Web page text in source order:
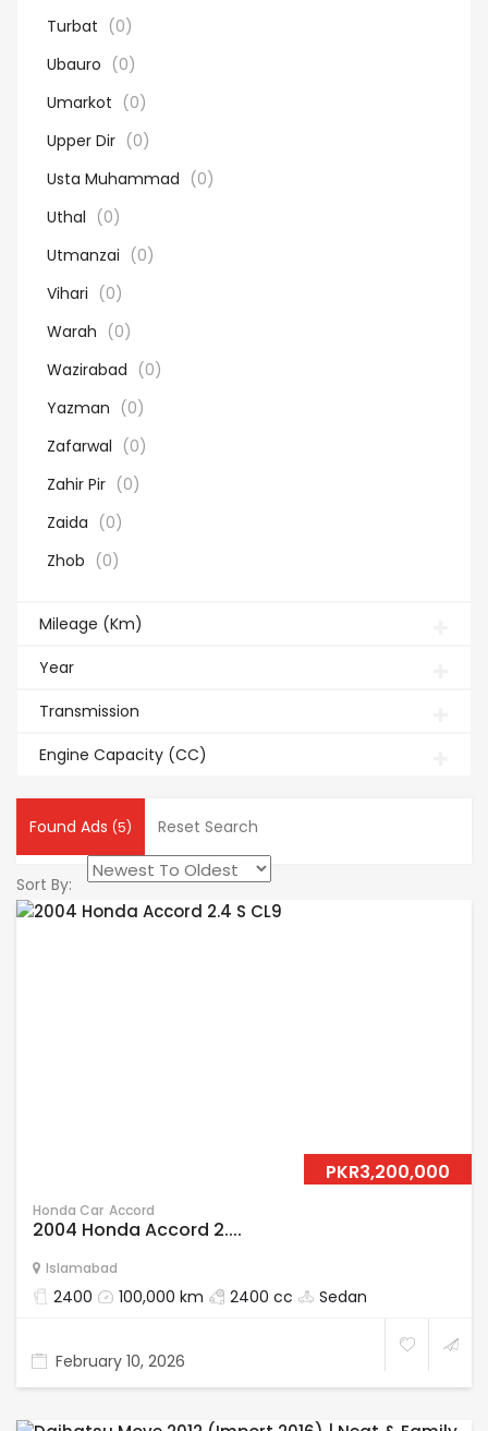
Turbat (0)
Ubauro (0)
Umarkot (0)
Upper Dir (0)
Usta Muhammad (0)
Uthal (0)
Utmanzai (0)
Vihari (0)
Warah (0)
Wazirabad (0)
Yazman (0)
Zafarwal (0)
Zahir Pir (0)
Zaida (0)
Zhob (0)
Mileage (Km)
Year
Transmission
Engine Capacity (CC)
Found Ads (5) Reset Search
Sort By:
PKR3,200,000
Honda Car Accord
2004 Honda Accord 2....
Islamabad
2400 100,000 km 2400 cc Sedan
February 10, 2026